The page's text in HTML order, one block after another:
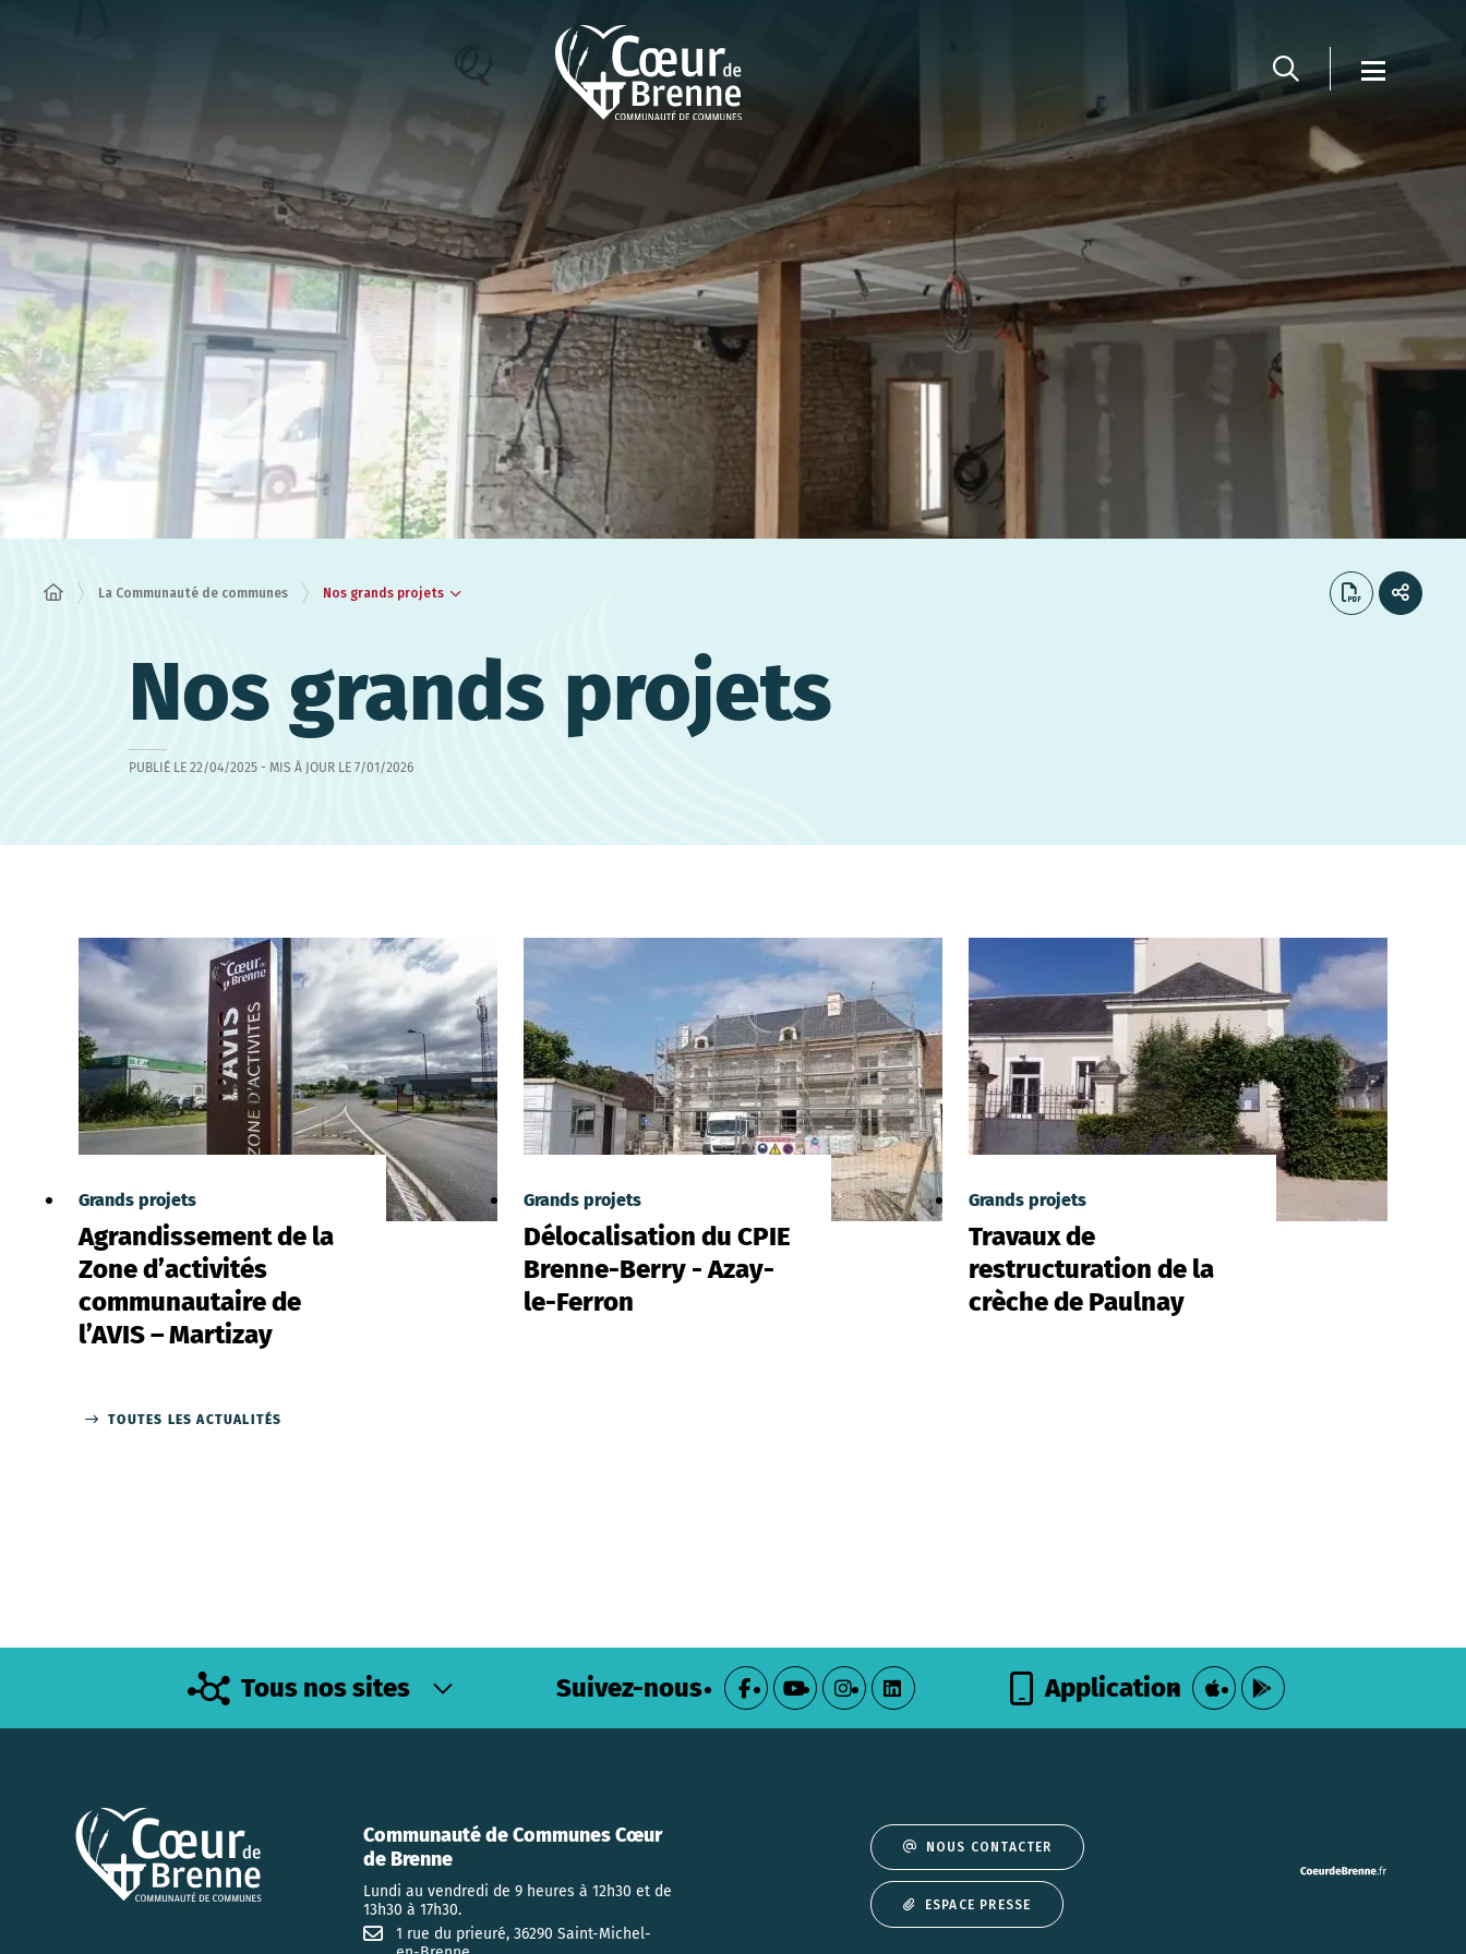
La Communauté de communes Nos grands projets
Nos grands projets
PUBLIÉ LE 22/04/2025 - MIS À JOUR LE 7/01/2026
Grands projets
Agrandissement de la
Zone d’activités
communautaire de
l’AVIS – Martizay
Grands projets
Délocalisation du CPIE
Brenne-Berry - Azay-
le-Ferron
Grands projets
Travaux de
restructuration de la
crèche de Paulnay
TOUTES LES ACTUALITÉS
Tous nos sites Suivez-nous Application
Communauté de Communes Cœur
de Brenne
Lundi au vendredi de 9 heures à 12h30 et de
13h30 à 17h30.
1 rue du prieuré, 36290 Saint-Michel-
NOUS CONTACTER
ESPACE PRESSE